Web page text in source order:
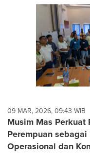
09 MAR, 2026, 09:43 WIB
Musim Mas Perkuat
Perempuan
Operasional dan